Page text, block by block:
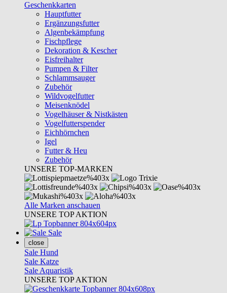
Geschenkkarten
Hauptfutter
Ergänzungsfutter
Algenbekämpfung
Fischpflege
Dekoration & Kescher
Eisfreihalter
Pumpen & Filter
Schlammsauger
Zubehör
Wildvogelfutter
Meisenknödel
Vogelhäuser & Nistkästen
Vogelfutterspender
Eichhörnchen
Igel
Futter & Heu
Zubehör
UNSERE TOP-MARKEN
Alle Marken anschauen
UNSERE TOP AKTION
Sale
close
Sale Hund
Sale Katze
Sale Aquaristik
UNSERE TOP AKTION